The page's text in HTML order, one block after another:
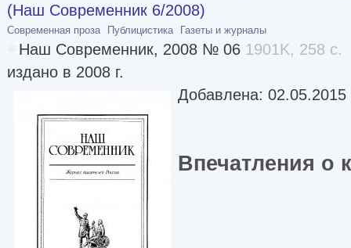
(Наш Современник 6/2008)
Современная проза Публицистика Газеты и журналы
Наш Современник, 2008 № 06 1901K, 258 с.
издано в 2008 г.
Добавлена: 02.05.2015
Впечатления о